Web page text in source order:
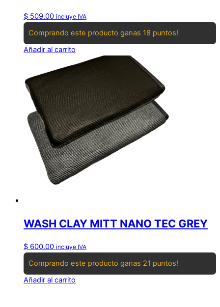
$ 509.00 incluye IVA
Comprando este producto ganas 18 puntos!
Añadir al carrito
WASH CLAY MITT NANO TEC GREY
$ 600.00 incluye IVA
Comprando este producto ganas 21 puntos!
Añadir al carrito